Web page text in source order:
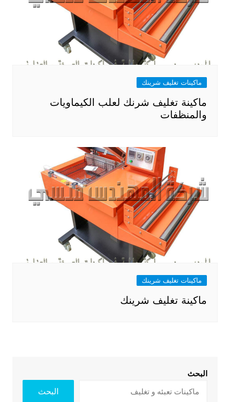
ماكينات تغليف شرينك
ماكينة تغليف شرنك لعلب الكيماويات
والمنظفات
ماكينات تغليف شرينك
ماكينة تغليف شرينك
البحث
البحث